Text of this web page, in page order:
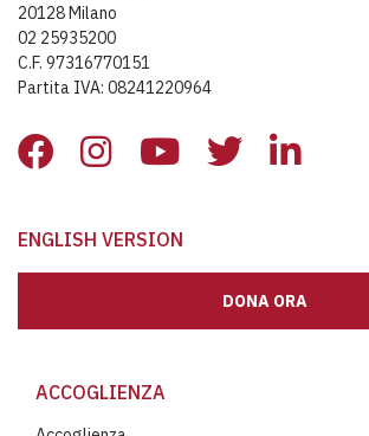
20128 Milano
02 25935200
C.F. 97316770151
Partita IVA: 08241220964
ENGLISH VERSION
DONA ORA
ACCOGLIENZA